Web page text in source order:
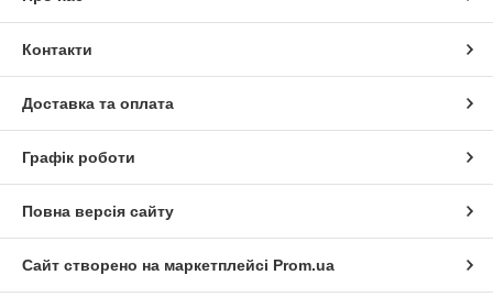
Контакти
Доставка та оплата
Графік роботи
Повна версія сайту
Сайт створено на маркетплейсі Prom.ua